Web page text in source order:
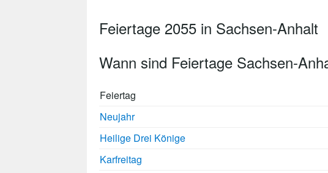
Feiertage 2055 in Sachsen-Anhalt
Wann sind Feiertage Sachsen-
Feiertag
Neujahr
Heilige Drei Könige
Karfreitag